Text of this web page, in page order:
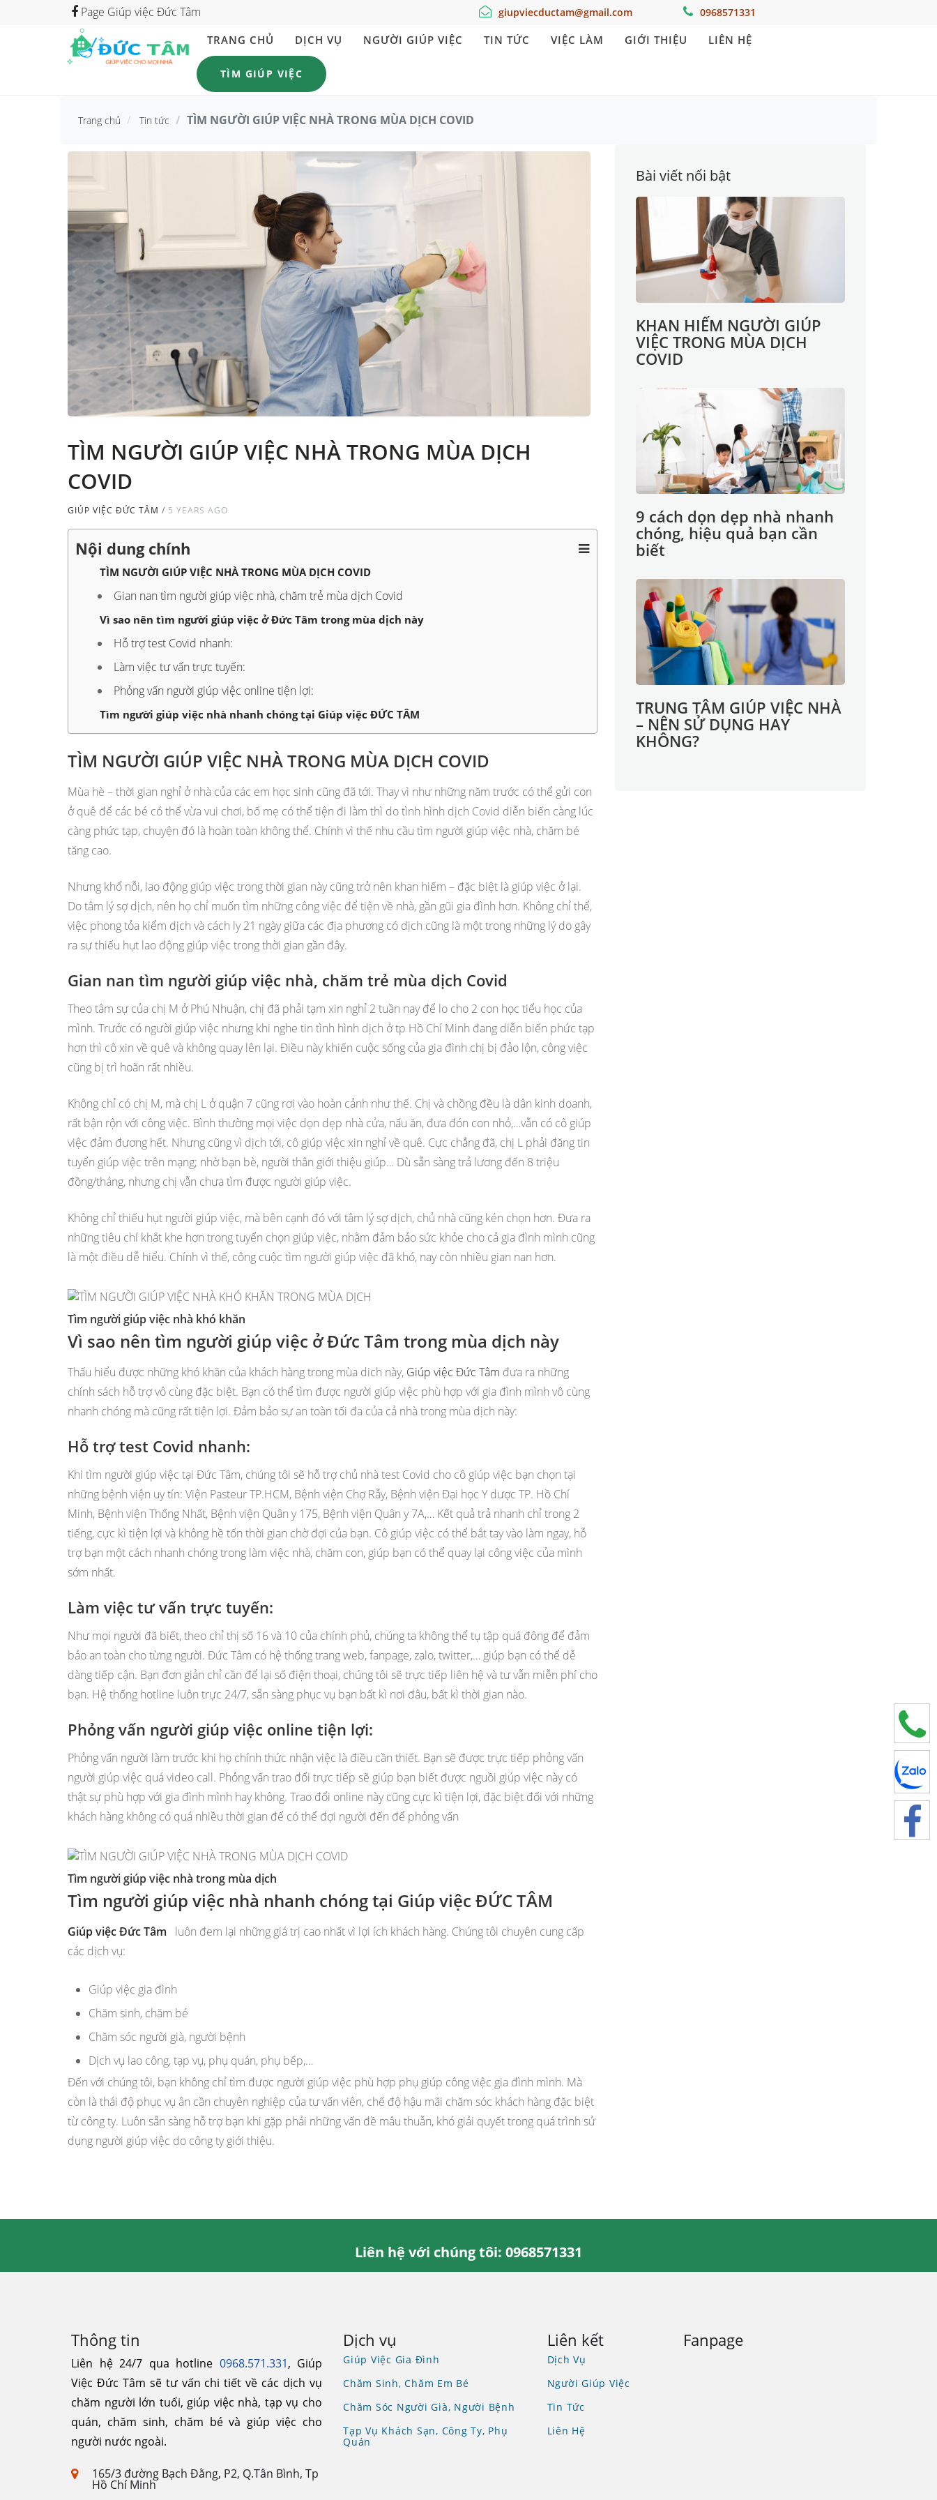
Page Giúp việc Đức Tâm giupviecductam@gmail.com 0968571331
TRANG CHỦ DỊCH VỤ NGƯỜI GIÚP VIỆC TIN TỨC VIỆC LÀM GIỚI THIỆU LIÊN HỆ
TÌM GIÚP VIỆC
Trang chủ Tin tức TÌM NGƯỜI GIÚP VIỆC NHÀ TRONG MÙA DỊCH COVID
TÌM NGƯỜI GIÚP VIỆC NHÀ TRONG MÙA DỊCH
COVID
GIÚP VIỆC ĐỨC TÂM / 5 YEARS AGO
Nội dung chính
TÌM NGƯỜI GIÚP VIỆC NHÀ TRONG MÙA DỊCH COVID
Gian nan tìm người giúp việc nhà, chăm trẻ mùa dịch Covid
Vì sao nên tìm người giúp việc ở Đức Tâm trong mùa dịch này
Hỗ trợ test Covid nhanh:
Làm việc tư vấn trực tuyến:
Phỏng vấn người giúp việc online tiện lợi:
Tìm người giúp việc nhà nhanh chóng tại Giúp việc ĐỨC TÂM
TÌM NGƯỜI GIÚP VIỆC NHÀ TRONG MÙA DỊCH COVID
Mùa hè – thời gian nghỉ ở nhà của các em học sinh cũng đã tới. Thay vì như những năm trước có thể gửi con
ở quê để các bé có thể vừa vui chơi, bố mẹ có thể tiện đi làm thì do tình hình dịch Covid diễn biến càng lúc
càng phức tạp, chuyện đó là hoàn toàn không thể. Chính vì thế nhu cầu tìm người giúp việc nhà, chăm bé
tăng cao.
Nhưng khổ nỗi, lao động giúp việc trong thời gian này cũng trở nên khan hiếm – đặc biệt là giúp việc ở lại.
Do tâm lý sợ dịch, nên họ chỉ muốn tìm những công việc để tiện về nhà, gần gũi gia đình hơn. Không chỉ thể,
việc phong tỏa kiểm dịch và cách ly 21 ngày giữa các địa phương có dịch cũng là một trong những lý do gây
ra sự thiếu hụt lao động giúp việc trong thời gian gần đây.
Gian nan tìm người giúp việc nhà, chăm trẻ mùa dịch Covid
Theo tâm sự của chị M ở Phú Nhuận, chị đã phải tạm xin nghỉ 2 tuần nay để lo cho 2 con học tiểu học của
mình. Trước có người giúp việc nhưng khi nghe tin tình hình dịch ở tp Hồ Chí Minh đang diễn biến phức tạp
hơn thì cô xin về quê và không quay lên lại. Điều này khiến cuộc sống của gia đình chị bị đảo lộn, công việc
cũng bị trì hoãn rất nhiều.
Không chỉ có chị M, mà chị L ở quận 7 cũng rơi vào hoàn cảnh như thế. Chị và chồng đều là dân kinh doanh,
rất bận rộn với công việc. Bình thường mọi việc dọn dẹp nhà cửa, nấu ăn, đưa đón con nhỏ,…vẫn có cô giúp
việc đảm đương hết. Nhưng cũng vì dịch tới, cô giúp việc xin nghỉ về quê. Cực chẳng đã, chị L phải đăng tin
tuyển giúp việc trên mạng; nhờ bạn bè, người thân giới thiệu giúp… Dù sẵn sàng trả lương đến 8 triệu
đồng/tháng, nhưng chị vẫn chưa tìm được người giúp việc.
Không chỉ thiếu hụt người giúp việc, mà bên cạnh đó với tâm lý sợ dịch, chủ nhà cũng kén chọn hơn. Đưa ra
những tiêu chí khắt khe hơn trong tuyển chọn giúp việc, nhằm đảm bảo sức khỏe cho cả gia đình mình cũng
là một điều dễ hiểu. Chính vì thế, công cuộc tìm người giúp việc đã khó, nay còn nhiều gian nan hơn.
Tìm người giúp việc nhà khó khăn
Vì sao nên tìm người giúp việc ở Đức Tâm trong mùa dịch này
Thấu hiểu được những khó khăn của khách hàng trong mùa dich này, Giúp việc Đức Tâm đưa ra những
chính sách hỗ trợ vô cùng đặc biệt. Bạn có thể tìm được người giúp việc phù hợp với gia đình mình vô cùng
nhanh chóng mà cũng rất tiện lợi. Đảm bảo sự an toàn tối đa của cả nhà trong mùa dịch này:
Hỗ trợ test Covid nhanh:
Khi tìm người giúp việc tại Đức Tâm, chúng tôi sẽ hỗ trợ chủ nhà test Covid cho cô giúp việc bạn chọn tại
những bệnh viện uy tín: Viện Pasteur TP.HCM, Bệnh viện Chợ Rẫy, Bệnh viện Đại học Y dược TP. Hồ Chí
Minh, Bệnh viện Thống Nhất, Bệnh viện Quân y 175, Bệnh viện Quân y 7A,… Kết quả trả nhanh chỉ trong 2
tiếng, cực kì tiện lợi và không hề tốn thời gian chờ đợi của bạn. Cô giúp việc có thể bắt tay vào làm ngay, hỗ
trợ bạn một cách nhanh chóng trong làm việc nhà, chăm con, giúp bạn có thể quay lại công việc của mình
sớm nhất.
Làm việc tư vấn trực tuyến:
Như mọi người đã biết, theo chỉ thị số 16 và 10 của chính phủ, chúng ta không thể tụ tập quá đông để đảm
bảo an toàn cho từng người. Đức Tâm có hệ thống trang web, fanpage, zalo, twitter,… giúp bạn có thể dễ
dàng tiếp cận. Bạn đơn giản chỉ cần để lại số điện thoại, chúng tôi sẽ trực tiếp liên hệ và tư vẫn miễn phí cho
bạn. Hệ thống hotline luôn trực 24/7, sẵn sàng phục vụ bạn bất kì nơi đâu, bất kì thời gian nào.
Phỏng vấn người giúp việc online tiện lợi:
Phỏng vấn người làm trước khi họ chính thức nhận việc là điều cần thiết. Bạn sẽ được trực tiếp phỏng vấn
người giúp việc quá video call. Phỏng vấn trao đổi trực tiếp sẽ giúp bạn biết được nguồi giúp việc này có
thật sự phù hợp với gia đình mình hay không. Trao đổi online này cũng cực kì tiện lợi, đặc biệt đối với những
khách hàng không có quá nhiều thời gian để có thể đợi người đến để phỏng vấn
Tìm người giúp việc nhà trong mùa dịch
Tìm người giúp việc nhà nhanh chóng tại Giúp việc ĐỨC TÂM
Giúp việc Đức Tâm
luôn đem lại những giá trị cao nhất vì lợi ích khách hàng. Chúng tôi chuyên cung cấp
các dịch vụ:
Giúp việc gia đình
Chăm sinh, chăm bé
Chăm sóc người già, người bệnh
Dịch vụ lao công, tạp vụ, phụ quán, phụ bếp,…
Đến với chúng tôi, bạn không chỉ tìm được người giúp việc phù hợp phụ giúp công việc gia đình mình. Mà
còn là thái độ phục vụ ân cần chuyên nghiệp của tư vấn viên, chế độ hậu mãi chăm sóc khách hàng đặc biệt
từ công ty. Luôn sẵn sàng hỗ trợ bạn khi gặp phải những vấn đề mâu thuẫn, khó giải quyết trong quá trình sử
dụng người giúp việc do công ty giới thiệu.
Bài viết nổi bật
KHAN HIẾM NGƯỜI GIÚP
VIỆC TRONG MÙA DỊCH
COVID
9 cách dọn dẹp nhà nhanh
chóng, hiệu quả bạn cần
biết
TRUNG TÂM GIÚP VIỆC NHÀ
– NÊN SỬ DỤNG HAY
KHÔNG?
Liên hệ với chúng tôi: 0968571331
Thông tin
Liên hệ 24/7 qua hotline 0968.571.331, Giúp
Việc Đức Tâm sẽ tư vấn chi tiết về các dịch vụ
chăm người lớn tuổi, giúp việc nhà, tạp vụ cho
quán, chăm sinh, chăm bé và giúp việc cho
người nước ngoài.
165/3 đường Bạch Đằng, P2, Q.Tân Bình, Tp
Hồ Chí Minh
Dịch vụ
Giúp Việc Gia Đình
Chăm Sinh, Chăm Em Bé
Chăm Sóc Người Già, Người Bệnh
Tạp Vụ Khách Sạn, Công Ty, Phụ
Quán
Liên kết
Dịch Vụ
Người Giúp Việc
Tin Tức
Liên Hệ
Fanpage